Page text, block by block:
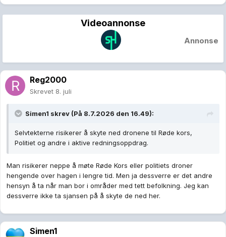
Videoannonse
Annonse
Reg2000
Skrevet 8. juli
Simen1 skrev (På 8.7.2026 den 16.49):
Selvtekterne risikerer å skyte ned dronene til Røde kors,
Politiet og andre i aktive redningsoppdrag.
Man risikerer neppe å møte Røde Kors eller politiets droner
hengende over hagen i lengre tid. Men ja dessverre er det andre
hensyn å ta når man bor i områder med tett befolkning. Jeg kan
dessverre ikke ta sjansen på å skyte de ned her.
Simen1